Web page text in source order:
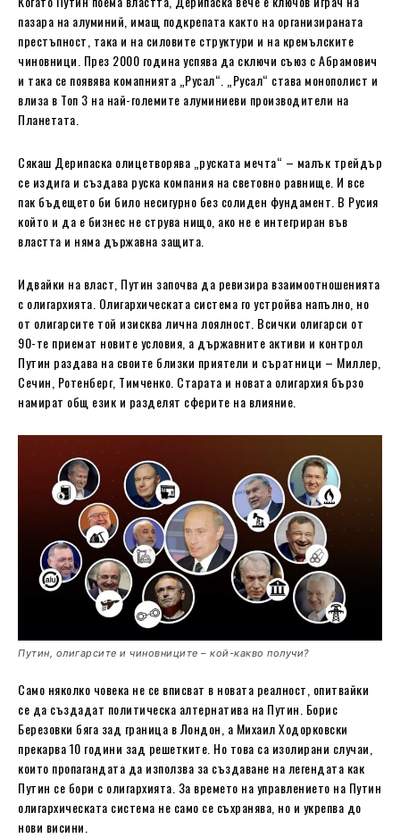
пазара на алуминий, имащ подкрепата както на организираната
престъпност, така и на силовите структури и на кремълските
чиновници. През 2000 година успява да сключи съюз с Абрамович
и така се появява комапнията „Русал“. „Русал“ става монополист и
влиза в Топ 3 на най-големите алуминиеви производители на
Планетата.
Сякаш Дерипаска олицетворява „руската мечта“ – малък трейдър
се издига и създава руска компания на световно равнище. И все
пак бъдещето би било несигурно без солиден фундамент. В Русия
който и да е бизнес не струва нищо, ако не е интегриран във
властта и няма държавна защита.
Идвайки на власт, Путин започва да ревизира взаимоотношенията
с олигархията. Олигархическата система го устройва напълно, но
от олигарсите той изисква лична лоялност. Всички олигарси от
90-те приемат новите условия, а държавните активи и контрол
Путин раздава на своите близки приятели и съратници – Миллер,
Сечин, Ротенберг, Тимченко. Старата и новата олигархия бързо
намират общ език и разделят сферите на влияние.
Путин, олигарсите и чиновниците – кой-какво получи?
Само няколко човека не се вписват в новата реалност, опитвайки
се да създадат политическа алтернатива на Путин. Борис
Березовки бяга зад граница в Лондон, а Михаил Ходорковски
прекарва 10 години зад решетките. Но това са изолирани случаи,
които пропагандата да използва за създаване на легендата как
Путин се бори с олигархията. За времето на управлението на Путин
олигархическата система не само се съхранява, но и укрепва до
нови висини.